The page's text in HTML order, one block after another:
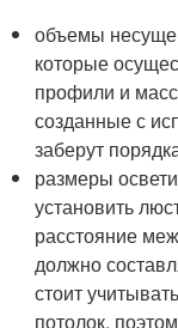
объемы
которые
профили и
созданные с
заберут
размеры
установить
расстояние
должно
стоит
потолок,